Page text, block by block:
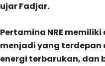
ujar Fadjar.
Pertamina NRE
menjadi yang terdepan
energi terbarukan, dan